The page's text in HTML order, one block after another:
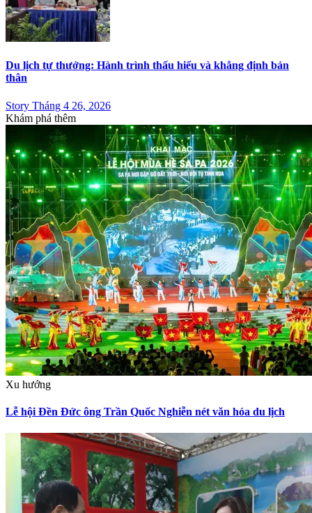
Du lịch tự thưởng: Hành trình thấu hiểu và khẳng định bản
thân
Story Tháng 4 26, 2026
Khám phá thêm
Xu hướng
Lễ hội Đền Đức ông Trần Quốc Nghiễn nét văn hóa du lịch